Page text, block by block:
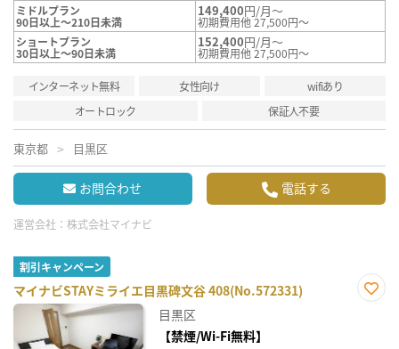
ミドルプラン
90日以上～210日未満
149,400円/月～
初期費用他 27,500円～
ショートプラン
30日以上～90日未満
152,400円/月～
初期費用他 27,500円～
インターネット無料 女性向け
wifiあり
オートロック
保証人不要
東京都 目黒区
お問合わせ 電話する
運営会社： 株式会社マイナビ
割引キャンペーン
マイナビSTAYミライエ目黒碑文谷 408(No.572331)
目黒区
【禁煙/Wi-Fi無料】